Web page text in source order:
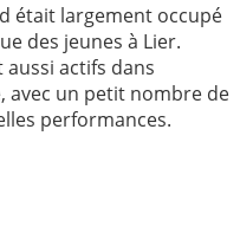
était largement occupé
des jeunes à Lier.
actifs dans
avec un petit nombre de
performances.